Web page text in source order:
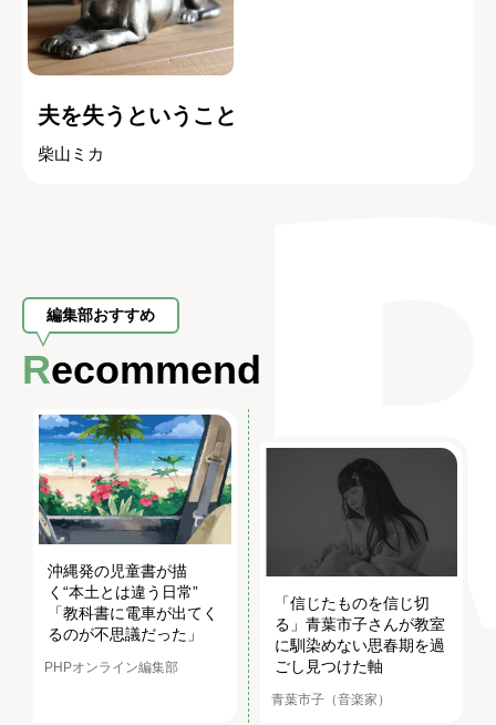
夫を失うということ
柴山ミカ
編集部おすすめ
Recommend
沖縄発の児童書が描
く“本土とは違う日常”
「教科書に電車が出てく
るのが不思議だった」
PHPオンライン編集部
「信じたものを信じ切
る」青葉市子さんが教室
に馴染めない思春期を過
ごし見つけた軸
青葉市子（音楽家）